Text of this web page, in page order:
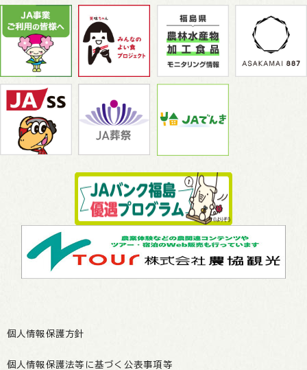
個人情報保護方針
個人情報保護法等に基づく公表事項等